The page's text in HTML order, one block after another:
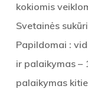
kokiomis
Svetainės
Papildomai :
ir palaikymas –
palaikymas